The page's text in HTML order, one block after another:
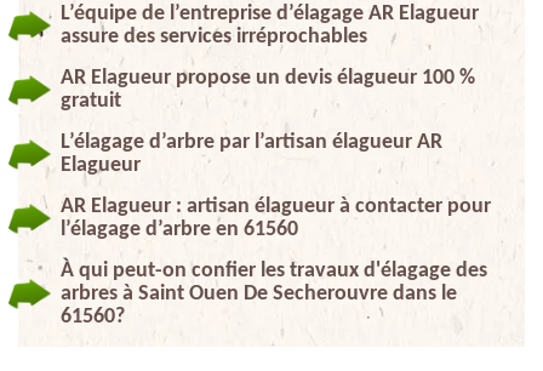
L’équipe de l’entreprise d’élagage AR Elagueur
assure des services irréprochables
AR Elagueur propose un devis élagueur 100 %
gratuit
L’élagage d’arbre par l’artisan élagueur AR
Elagueur
AR Elagueur : artisan élagueur à contacter pour
l’élagage d’arbre en 61560
À qui peut-on confier les travaux d'élagage des
arbres à Saint Ouen De Secherouvre dans le
61560?